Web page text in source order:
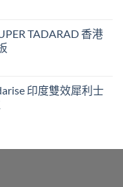
TADARAD 香港
印度雙效犀利士